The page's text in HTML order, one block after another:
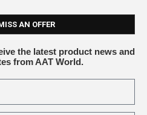
AN OFFER
the latest product news and
from AAT World.